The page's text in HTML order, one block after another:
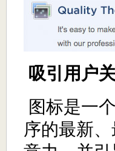
吸引用户
图标是一
序的最新